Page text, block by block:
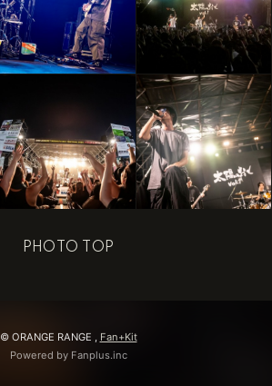
PHOTO TOP
© ORANGE RANGE , Fan+Kit
Powered by Fanplus.inc